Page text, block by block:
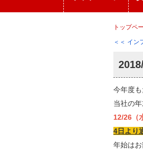
トップペ
＜＜ イン
今年度
当社の
12/26（
4日より
年始は